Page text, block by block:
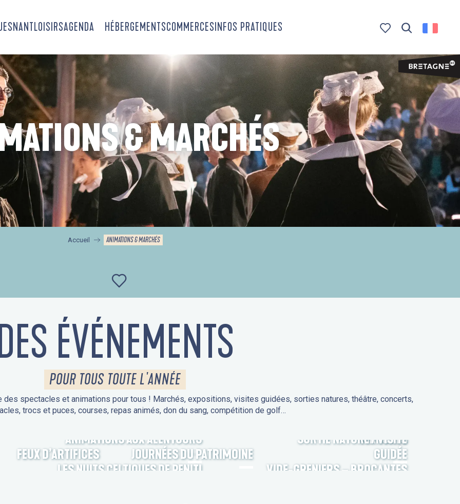
LOISIRSAGENDA HÉBERGEMENTSCOMMERCES INFOS PRATIQUES
& MARCHÉS
Accueil ANIMATIONS & MARCHÉS
Ajouter aux favoris
ÉVÉNEMENTS
POUR TOUS TOUTE L'ANNÉE
des spectacles et animations pour tous ! Marchés, expositions, visites guidées, sorties natures, théâtre, concerts,
trocs et puces, courses, repas animés, don du sang, compétition de golf…
ANIMATIONS AUX ALENTOURS
MARCHÉS
FEUX D’ARTIFICES JOURNÉES DU PATRIMOINE
SORTIE NATURE / VISITE
GUIDÉE
LES NUITS CELTIQUES DE PENITI VIDE-GRENIERS – BROCANTES